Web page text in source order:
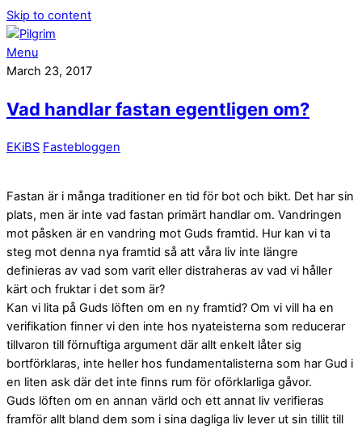
Skip to content
Menu
March 23, 2017
Vad handlar fastan egentligen om?
EKiBS Fastebloggen
Fastan är i många traditioner en tid för bot och bikt. Det har sin
plats, men är inte vad fastan primärt handlar om. Vandringen
mot påsken är en vandring mot Guds framtid. Hur kan vi ta
steg mot denna nya framtid så att våra liv inte längre
definieras av vad som varit eller distraheras av vad vi håller
kärt och fruktar i det som är?
Kan vi lita på Guds löften om en ny framtid? Om vi vill ha en
verifikation finner vi den inte hos nyateisterna som reducerar
tillvaron till förnuftiga argument där allt enkelt låter sig
bortförklaras, inte heller hos fundamentalisterna som har Gud i
en liten ask där det inte finns rum för oförklarliga gåvor.
Guds löften om en annan värld och ett annat liv verifieras
framför allt bland dem som i sina dagliga liv lever ut sin tillit till